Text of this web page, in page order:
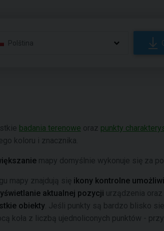
Polština
badania terenowe oraz punkty
koloru i znacznika.
mapy domyślnie wykonuje się za
mapy znajdują się ikony kontrolne
aktualnej pozycji urządzenia oraz
obiekty . Jeśli punkty są bardzo blisko
koła z liczbą ujednoliconych punktów -